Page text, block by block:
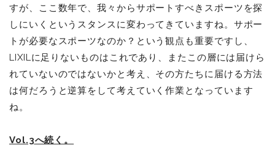
すが、ここ数年で、我々からサポートすべきスポーツを探
しにいくというスタンスに変わってきていますね。サポー
トが必要なスポーツなのか？という観点も重要ですし、
LIXILに足りないものはこれであり、またこの層には届けら
れていないのではないかと考え、その方たちに届ける方法
は何だろうと逆算をして考えていく作業となっています
ね。
Vol.3へ続く。